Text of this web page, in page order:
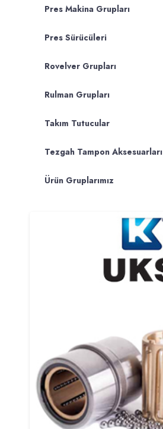
Pres Makina Grupları
Pres Sürücüleri
Rovelver Grupları
Rulman Grupları
Takım Tutucular
Tezgah Tampon Aksesuarları
Ürün Gruplarımız